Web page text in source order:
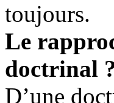
toujours.
Le
doctrinal
D’une